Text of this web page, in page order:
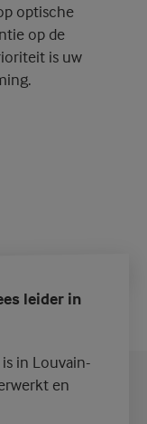
optische
op de
is uw
leider in
is in Louvain-
en